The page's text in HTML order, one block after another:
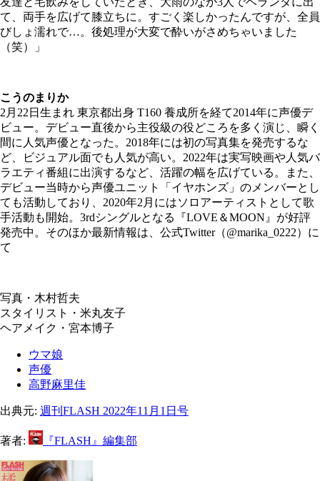
て、両手を広げて膝立ちに。すごく楽しかったんですが、全員
びしょ濡れで…。後処理が大変で酔いがさめちゃいました
（笑）」
こうのまりか
2月22日生まれ 東京都出身 T160 養成所を経て2014年に声優デ
ビュー。デビュー直後から主役級の役どころを多く演じ、瞬く
間に人気声優となった。2018年には初の写真集を発売するな
ど、ビジュアル面でも人気が高い。2022年は実写映画や人気バ
ラエティ番組に出演するなど、活躍の幅を広げている。また、
デビュー当時から声優ユニット「イヤホンズ」のメンバーとし
ても活動しており、2020年2月にはソロアーティストとして歌
手活動も開始。3rdシングルとなる『LOVE＆MOON』が好評
発売中。そのほか最新情報は、公式Twitter（@marika_0222）に
て
写真・木村哲夫
スタイリスト・米丸友子
ヘアメイク・宮本博子
ウマ娘
声優
高野麻里佳
出典元: 週刊FLASH 2022年11月1日号
著者: 『FLASH』編集部